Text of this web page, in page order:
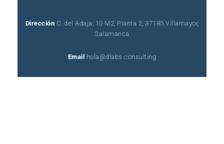
Dirección C. del Adaja, 10 M2, Planta 2, 37185 Villamayor,
Salamanca
Email hola@dlabs.consulting